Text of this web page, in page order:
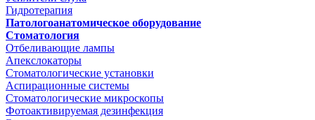
Гидротерапия
Патологоанатомическое оборудование
Стоматология
Отбеливающие лампы
Апекслокаторы
Стоматологические установки
Аспирационные системы
Стоматологические микроскопы
Фотоактивируемая дезинфекция